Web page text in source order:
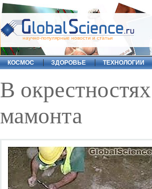
научно-популярные новости и статьи
КОСМОС ЗДОРОВЬЕ ТЕХНОЛОГИИ
В
мамонта